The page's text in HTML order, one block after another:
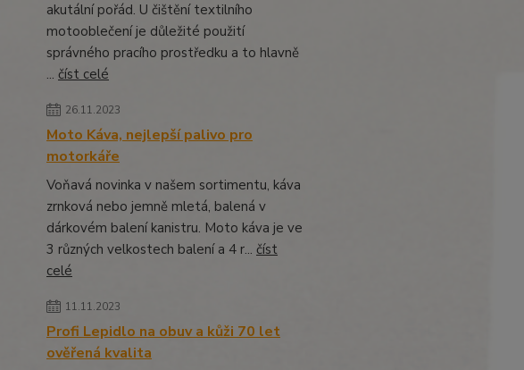
akutální pořád. U čištění textilního
motooblečení je důležité použití
správného pracího prostředku a to hlavně
... číst celé
26.11.2023
Moto Káva, nejlepší palivo pro
motorkáře
Voňavá novinka v našem sortimentu, káva
zrnková nebo jemně mletá, balená v
dárkovém balení kanistru. Moto káva je ve
3 různých velkostech balení a 4 r... číst
celé
11.11.2023
Profi Lepidlo na obuv a kůži 70 let
ověřená kvalita